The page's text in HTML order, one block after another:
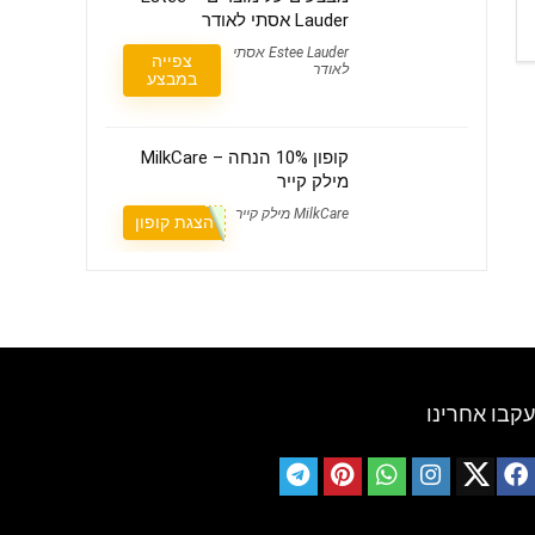
Lauder אסתי לאודר
Estee Lauder אסתי
לאודר
צפייה
במבצע
קופון 10% הנחה – MilkCare
מילק קייר
MilkCare מילק קייר הצגת קופון
עקבו אחרינו